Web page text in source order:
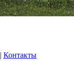
| Контакты